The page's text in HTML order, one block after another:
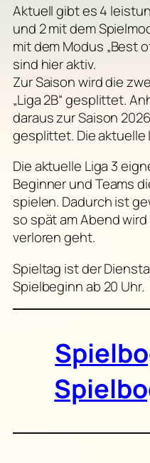
Aktuell gibt es 4
und 2 mit dem
mit dem Modus „Best
sind hier aktiv.
Zur Saison wird die
„Liga 2B“ gesplittet.
daraus zur Saison
gesplittet. Die aktuelle
Die aktuelle Liga 3
Beginner und Teams
spielen. Dadurch ist
so spät am Abend
verloren geht.
Spieltag ist der
Spielbeginn ab 20 Uhr.